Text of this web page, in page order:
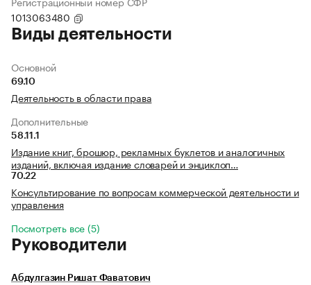
1013063480
Виды деятельности
Основной
69.10
Деятельность в области права
Дополнительные
58.11.1
Издание книг, брошюр, рекламных буклетов и аналогичных
изданий, включая издание словарей и энциклоп…
70.22
Консультирование по вопросам коммерческой деятельности и
управления
Посмотреть все (5)
Руководители
Абдулгазин Ришат Фаватович